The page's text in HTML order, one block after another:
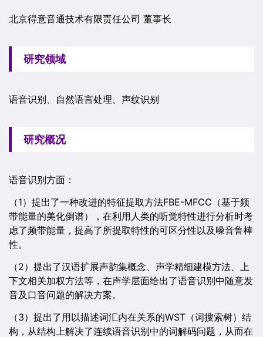
北京得意音通技术有限责任公司 董事长
研究领域
语音识别、自然语言处理、声纹识别
研究概况
语音识别方面：
（1）提出了一种改进的特征提取方法FBE-MFCC（基于频
带能量的美化倒谱），在利用人类的听觉特性进行分析时考
虑了频带能量，提高了所提取特性的可区分性以及噪音鲁棒
性。
（2）提出了汉语扩展声韵集概念、声学精细建模方法、上
下文相关加权方法等，在声学层面给出了语音识别中随意发
音及口音问题的解决方案。
（3）提出了用以描述词汇内在关系的WST（词搜索树）结
构，从结构上解决了连续语音识别中的词解码问题，从而在